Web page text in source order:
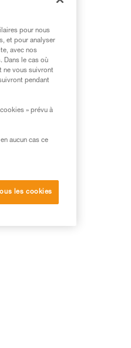
pour nous
et pour analyser
avec nos
Dans le cas où
ne vous suivront
pendant
» prévu à
aucun cas ce
les cookies